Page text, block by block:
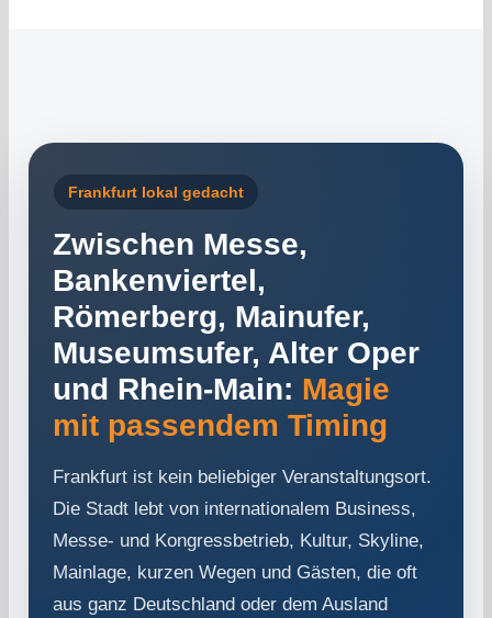
Frankfurt lokal gedacht
Zwischen Messe,
Bankenviertel,
Römerberg, Mainufer,
Museumsufer, Alter Oper
und Rhein-Main: Magie
mit passendem Timing
Frankfurt ist kein beliebiger Veranstaltungsort.
Die Stadt lebt von internationalem Business,
Messe- und Kongressbetrieb, Kultur, Skyline,
Mainlage, kurzen Wegen und Gästen, die oft
aus ganz Deutschland oder dem Ausland